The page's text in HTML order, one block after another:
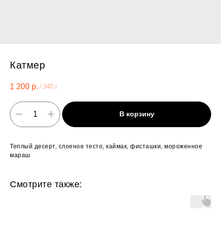
Катмер
1 200 р. / 340 г
В корзину
Теплый десерт, слоеное тесто, каймак, фисташки, мороженное
мараш
Смотрите также: